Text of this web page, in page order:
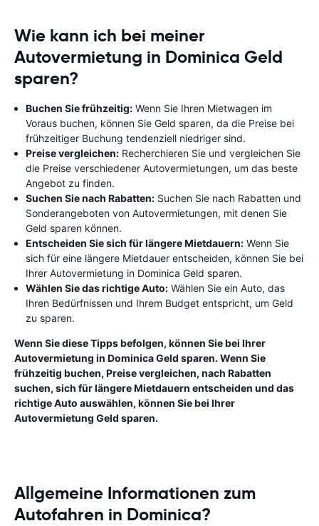
Wie kann ich bei meiner
Autovermietung in Dominica Geld
sparen?
Buchen Sie frühzeitig: Wenn Sie Ihren Mietwagen im
Voraus buchen, können Sie Geld sparen, da die Preise bei
frühzeitiger Buchung tendenziell niedriger sind.
Preise vergleichen: Recherchieren Sie und vergleichen Sie
die Preise verschiedener Autovermietungen, um das beste
Angebot zu finden.
Suchen Sie nach Rabatten: Suchen Sie nach Rabatten und
Sonderangeboten von Autovermietungen, mit denen Sie
Geld sparen können.
Entscheiden Sie sich für längere Mietdauern: Wenn Sie
sich für eine längere Mietdauer entscheiden, können Sie bei
Ihrer Autovermietung in Dominica Geld sparen.
Wählen Sie das richtige Auto: Wählen Sie ein Auto, das
Ihren Bedürfnissen und Ihrem Budget entspricht, um Geld
zu sparen.
Wenn Sie diese Tipps befolgen, können Sie bei Ihrer
Autovermietung in Dominica Geld sparen. Wenn Sie
frühzeitig buchen, Preise vergleichen, nach Rabatten
suchen, sich für längere Mietdauern entscheiden und das
richtige Auto auswählen, können Sie bei Ihrer
Autovermietung Geld sparen.
Allgemeine Informationen zum
Autofahren in Dominica?